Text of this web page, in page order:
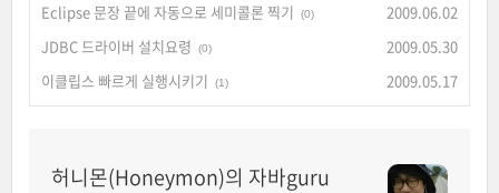
Eclipse 문장 끝에 자동으로 세미콜론 찍기
(0)
2009.06.02
JDBC 드라이버 설치요령
(0)
2009.05.30
이클립스 빠르게 실행시키기
(1) 2009.05.17
허니몬(Honeymon)의 자바guru